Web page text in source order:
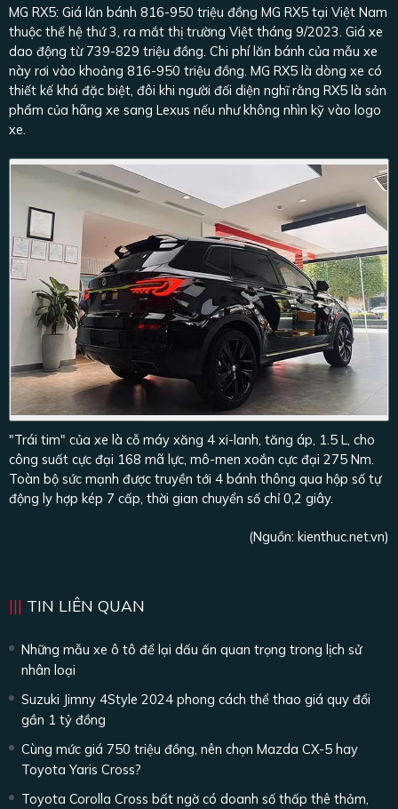
MG RX5: Giá lăn bánh 816-950 triệu đồng MG RX5 tại Việt Nam
thuộc thế hệ thứ 3, ra mắt thị trường Việt tháng 9/2023. Giá xe
dao động từ 739-829 triệu đồng. Chi phí lăn bánh của mẫu xe
này rơi vào khoảng 816-950 triệu đồng. MG RX5 là dòng xe có
thiết kế khá đặc biệt, đôi khi người đối diện nghĩ rằng RX5 là sản
phẩm của hãng xe sang Lexus nếu như không nhìn kỹ vào logo
xe.
"Trái tim" của xe là cỗ máy xăng 4 xi-lanh, tăng áp, 1.5 L, cho
công suất cực đại 168 mã lực, mô-men xoắn cực đại 275 Nm.
Toàn bộ sức mạnh được truyền tới 4 bánh thông qua hộp số tự
động ly hợp kép 7 cấp, thời gian chuyển số chỉ 0,2 giây.
(Nguồn: kienthuc.net.vn)
TIN LIÊN QUAN
Những mẫu xe ô tô để lại dấu ấn quan trọng trong lịch sử
nhân loại
Suzuki Jimny 4Style 2024 phong cách thể thao giá quy đổi
gần 1 tỷ đồng
Cùng mức giá 750 triệu đồng, nên chọn Mazda CX-5 hay
Toyota Yaris Cross?
Toyota Corolla Cross bất ngờ có doanh số thấp thê thảm,